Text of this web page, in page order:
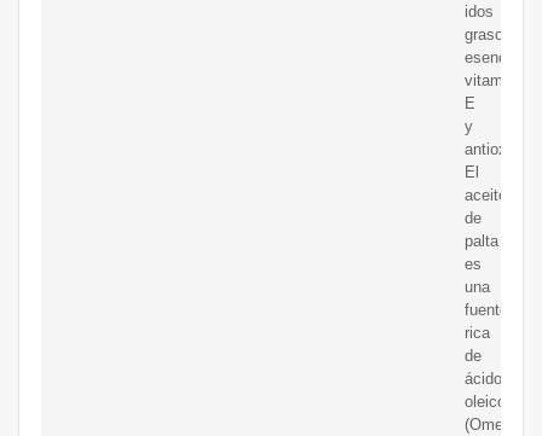
idos
grasos
vitamina
E
y
El
aceite
de
palta
es
una
fuente
rica
de
ácido
oleico
(Omega